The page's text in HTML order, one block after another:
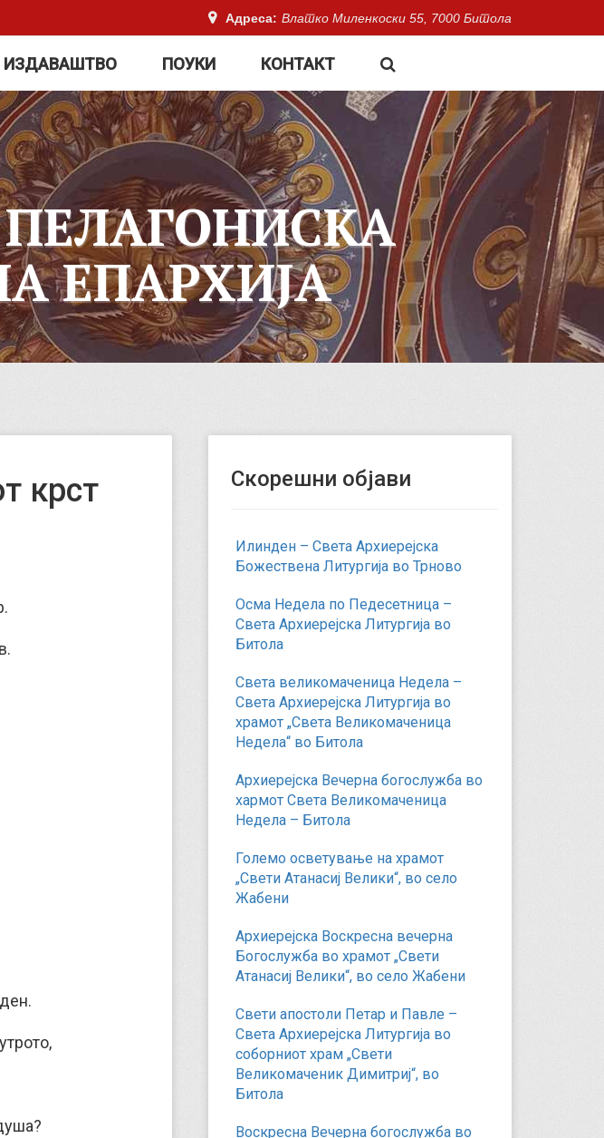
Адреса: Влатко Миленкоски 55, 7000 Битола
ИЗДАВАШТВО ПОУКИ КОНТАКТ
ЕПАРХИЈА
крст Скорешни објави
Илинден – Света Архиерејска
Божествена Литургија во Трново
Осма Недела по Педесетница –
Света Архиерејска Литургија во
Битола
Света великомаченица Недела –
Света Архиерејска Литургија во
храмот „Света Великомаченица
Недела“ во Битола
Архиерејска Вечерна богослужба во
хармот Света Великомаченица
Недела – Битола
Големо осветување на храмот
„Свети Атанасиј Велики“, во село
Жабени
Архиерејска Воскресна вечерна
Богослужба во храмот „Свети
Атанасиј Велики“, во село Жабени
Свети апостоли Петар и Павле –
Света Архиерејска Литургија во
соборниот храм „Свети
Великомаченик Димитриј“, во
Битола
Воскресна Вечерна богослужба во